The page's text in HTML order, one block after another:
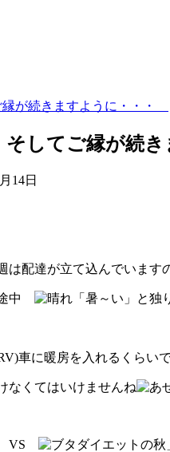
縁が続きますように・・・
そしてご縁が続
14日
は配達が立て込んでいます
中 「暑～い」と独
車に暖房を入れるくらい
なくてはいけませんね
VS ダイエットの秋